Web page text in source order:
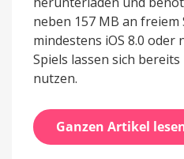
neben 157 MB an freiem
mindestens iOS 8.0 oder
Spiels lassen sich
nutzen.
Ganzen Artikel